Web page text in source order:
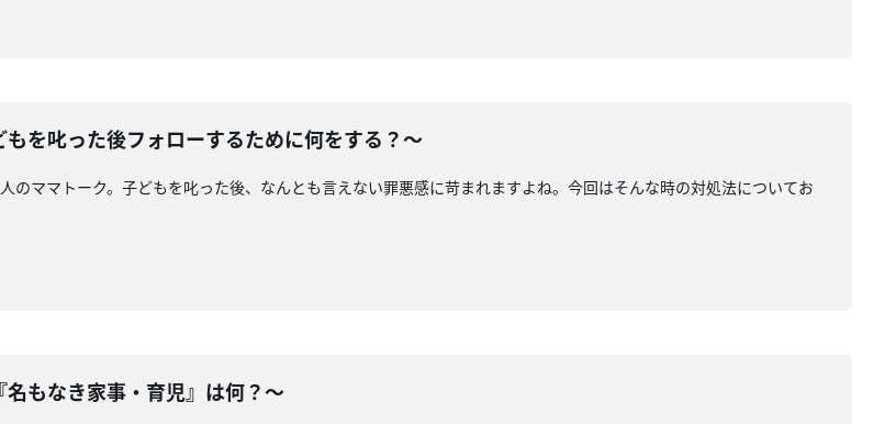
を叱った後フォローするために何をする？〜
のママトーク。子どもを叱った後、なんとも言えない罪悪感に苛まれますよね。今回はそんな時の対処法についてお
もなき家事・育児』は何？〜